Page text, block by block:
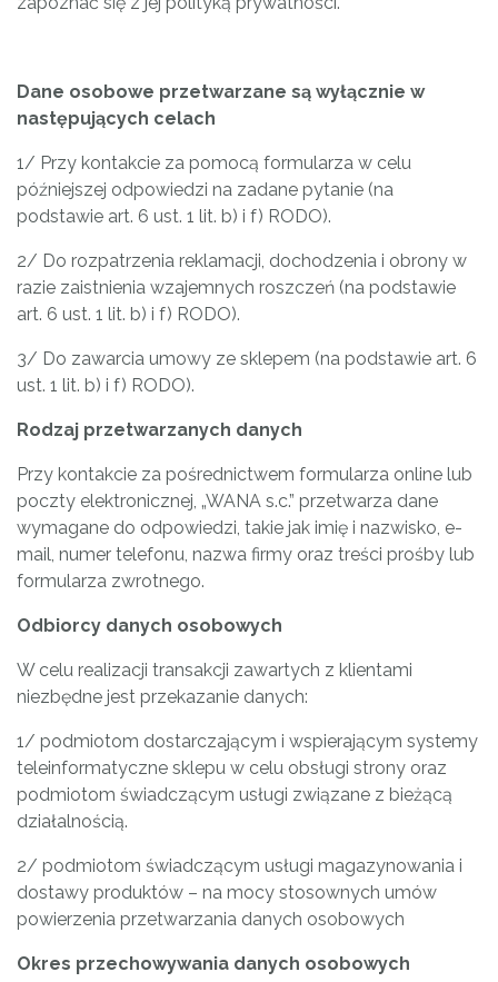
Dane osobowe przetwarzane są wyłącznie w
następujących celach
1/ Przy kontakcie za pomocą formularza w celu
późniejszej odpowiedzi na zadane pytanie (na
podstawie art. 6 ust. 1 lit. b) i f) RODO).
2/ Do rozpatrzenia reklamacji, dochodzenia i obrony w
razie zaistnienia wzajemnych roszczeń (na podstawie
art. 6 ust. 1 lit. b) i f) RODO).
3/ Do zawarcia umowy ze sklepem (na podstawie art. 6
ust. 1 lit. b) i f) RODO).
Rodzaj przetwarzanych danych
Przy kontakcie za pośrednictwem formularza online lub
poczty elektronicznej, „WANA s.c.” przetwarza dane
wymagane do odpowiedzi, takie jak imię i nazwisko, e-
mail, numer telefonu, nazwa firmy oraz treści prośby lub
formularza zwrotnego.
Odbiorcy danych osobowych
W celu realizacji transakcji zawartych z klientami
niezbędne jest przekazanie danych:
1/ podmiotom dostarczającym i wspierającym systemy
teleinformatyczne sklepu w celu obsługi strony oraz
podmiotom świadczącym usługi związane z bieżącą
działalnością.
2/ podmiotom świadczącym usługi magazynowania i
dostawy produktów – na mocy stosownych umów
powierzenia przetwarzania danych osobowych
Okres przechowywania danych osobowych